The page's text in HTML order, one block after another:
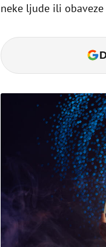
neke ljude ili